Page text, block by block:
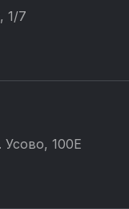
1/7
100Е